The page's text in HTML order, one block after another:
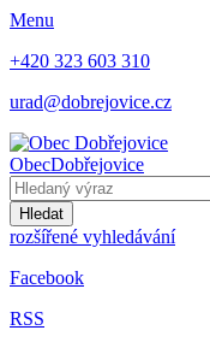
Menu
+420 323 603 310
urad@dobrejovice.cz
ObecDobřejovice
Hledat
rozšířené vyhledávání
Facebook
RSS